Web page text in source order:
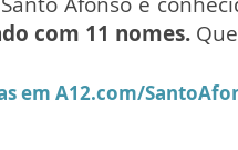
com 11 nomes.
em A12.com/